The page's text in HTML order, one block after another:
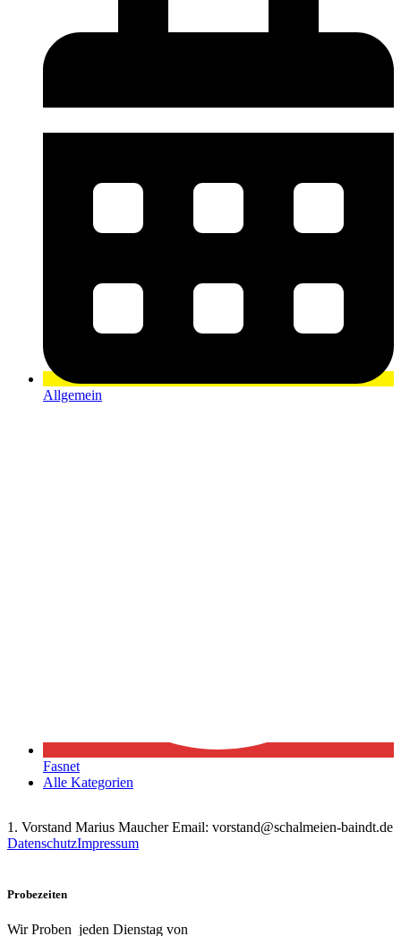
Allgemein
Fasnet
Alle Kategorien
1. Vorstand Marius Maucher Email: vorstand@schalmeien-baindt.de
DatenschutzImpressum
Probezeiten
Wir Proben jeden Dienstag von